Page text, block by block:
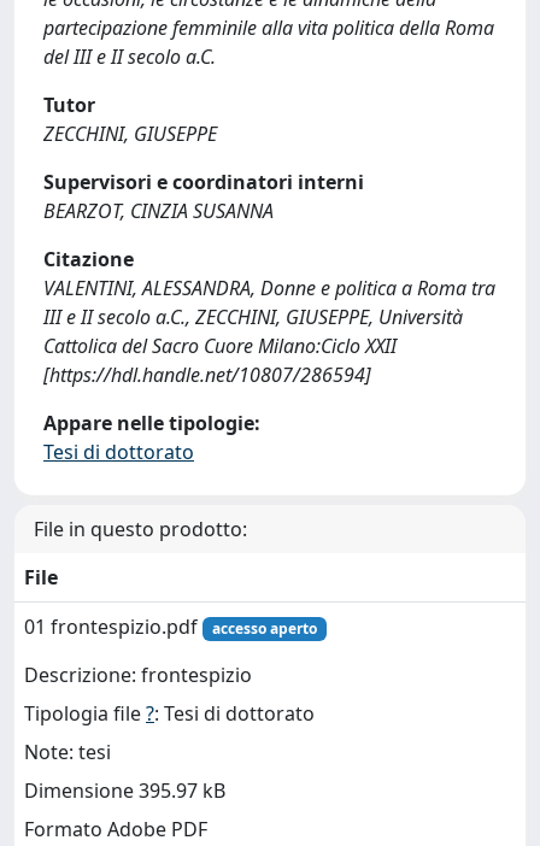
partecipazione femminile alla vita politica della Roma
del III e II secolo a.C.
Tutor
ZECCHINI, GIUSEPPE
Supervisori e coordinatori interni
BEARZOT, CINZIA SUSANNA
Citazione
VALENTINI, ALESSANDRA, Donne e politica a Roma tra
III e II secolo a.C., ZECCHINI, GIUSEPPE, Università
Cattolica del Sacro Cuore Milano:Ciclo XXII
[https://hdl.handle.net/10807/286594]
Appare nelle tipologie:
Tesi di dottorato
File in questo prodotto:
File
01 frontespizio.pdf
accesso aperto
Descrizione: frontespizio
Tipologia file?: Tesi di dottorato
Note: tesi
Dimensione 395.97 kB
Formato Adobe PDF